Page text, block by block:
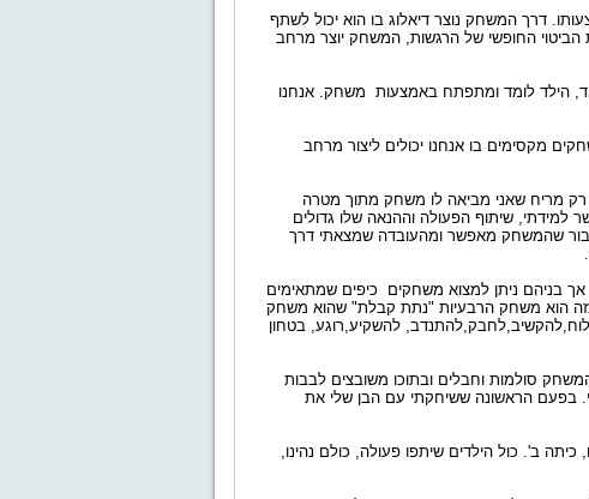
דרך המשחק נוצר דיאלוג בו הוא יכול לשתף
החופשי של הרגשות, המשחק יוצר מרחב
הילד לומד ומתפתח באמצעות משחק. אנחנו
מקסימים בו אנחנו יכולים ליצור מרחב
הוא רק מריח שאני מביאה לו משחק מתוך מטרה
שיתוף הפעולה וההנאה שלו גדולים
שהמשחק מאפשר ומהעובדה שמצאתי דרך
אך בניהם ניתן למצוא משחקים כיפים שמתאימים
הוא משחק הרבעיות "נתת קבלת" שהוא משחק
להשקיע,רוגע, בטחון
סולמות וחבלים ובתוכו משובצים לבבות
בפעם הראשונה ששיחקתי עם הבן שלי את
העברתי פעילות לילדי כיתתו, עם המשחקים האלה ועוד כמה, 36 ילדים, כיתה ב'. כול הילדים שיתפו פעולה, כולם נהינו,